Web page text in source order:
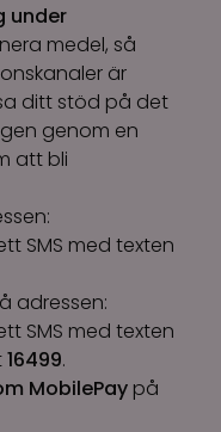
under
medel, så
är
ditt stöd på det
genom en
att bli
SMS med texten
adressen:
SMS med texten
16499.
MobilePay på